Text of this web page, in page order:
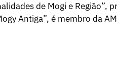
de Mogi e Região”,
Antiga”, é membro da